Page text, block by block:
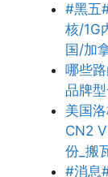
#黑五
核/1G
国/加
哪些
品牌
美国
CN2
份_搬
#消息